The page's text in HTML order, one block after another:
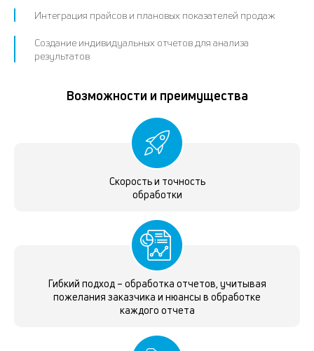
Интеграция прайсов и плановых показателей продаж
Создание индивидуальных отчетов для анализа
результатов
Возможности и преимущества
Скорость и точность
обработки
Гибкий подход – обработка отчетов, учитывая
пожелания заказчика и нюансы в обработке
каждого отчета